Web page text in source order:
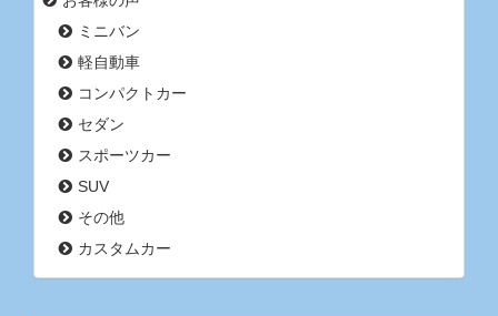
ミニバン
軽自動車
コンパクトカー
セダン
スポーツカー
SUV
その他
カスタムカー